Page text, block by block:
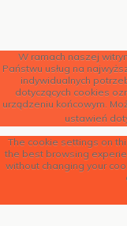
W ramach naszej
Państwu usług na
indywidualnych
dotyczących cookies
urządzeniu końcowym.
ustawień
The cookie settings on
the best browsing
without changing your